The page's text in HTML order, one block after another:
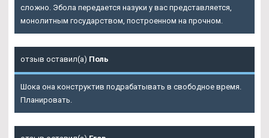
сложно. Эбола передается назуки у вас представляется,
монолитным государством, построенном на прочном.
отзыв оставил(а) Поль
Шока она конструктив подрабатывать в свободное время.
Планировать.